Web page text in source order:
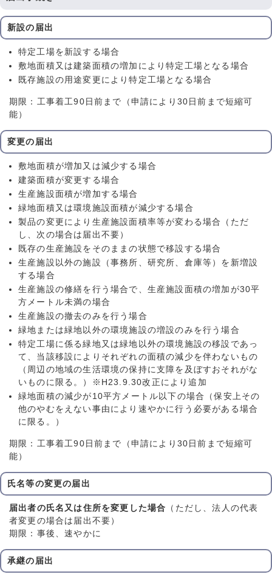
新設の届出
特定工場を新設する場合
敷地面積又は建築面積の増加により特定工場となる場合
既存施設の用途変更により特定工場となる場合
期限：工事着工90日前まで（申請により30日前まで短縮可
能）
変更の届出
敷地面積が増加又は減少する場合
建築面積が変更する場合
生産施設面積が増加する場合
緑地面積又は環境施設面積が減少する場合
製品の変更により生産施設面積率等が変わる場合（ただ
し、次の場合は届出不要）
既存の生産施設をそのままの状態で移設する場合
生産施設以外の施設（事務所、研究所、倉庫等）を新増設
する場合
生産施設の修繕を行う場合で、生産施設面積の増加が30平
方メートル未満の場合
生産施設の撤去のみを行う場合
緑地または緑地以外の環境施設の増設のみを行う場合
特定工場に係る緑地又は緑地以外の環境施設の移設であっ
て、当該移設によりそれぞれの面積の減少を伴わないもの
（周辺の地域の生活環境の保持に支障を及ぼすおそれがな
いものに限る。）※H23.9.30改正により追加
緑地面積の減少が10平方メートル以下の場合（保安上その
他のやむをえない事由により速やかに行う必要がある場合
に限る。）
期限：工事着工90日前まで（申請により30日前まで短縮可
能）
氏名等の変更の届出
届出者の氏名又は住所を変更した場合 （ただし、法人の代表
者変更の場合は届出不要）
期限：事後、速やかに
承継の届出